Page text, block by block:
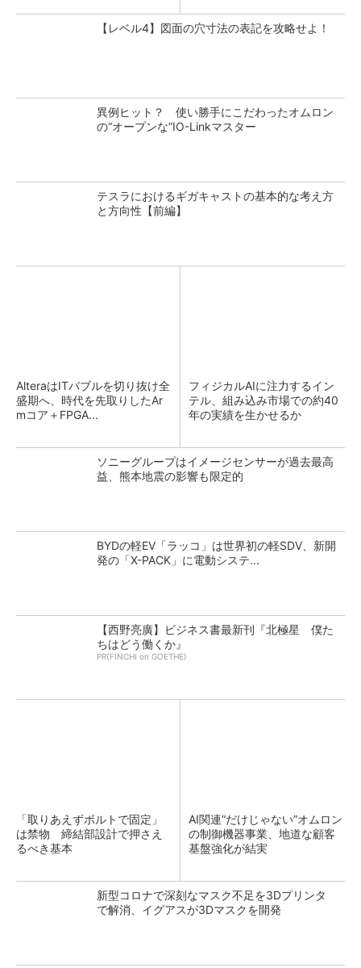
【レベル4】図面の穴寸法の表記を攻略せよ！
異例ヒット？ 使い勝手にこだわったオムロン
の“オープンな”IO-Linkマスター
テスラにおけるギガキャストの基本的な考え方
と方向性【前編】
AlteraはITバブルを切り抜け全
盛期へ、時代を先取りしたAr
mコア＋FPGA...
フィジカルAIに注力するイン
テル、組み込み市場での約40
年の実績を生かせるか
ソニーグループはイメージセンサーが過去最高
益、熊本地震の影響も限定的
BYDの軽EV「ラッコ」は世界初の軽SDV、新開
発の「X-PACK」に電動システ...
【西野亮廣】ビジネス書最新刊『北極星 僕た
ちはどう働くか』
PR(FINCHI on GOETHE)
「取りあえずボルトで固定」
は禁物 締結部設計で押さえ
るべき基本
AI関連“だけじゃない”オムロン
の制御機器事業、地道な顧客
基盤強化が結実
新型コロナで深刻なマスク不足を3Dプリンタ
で解消、イグアスが3Dマスクを開発